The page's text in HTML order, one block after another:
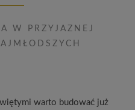
W PRZYJAZNEJ
warto budować już